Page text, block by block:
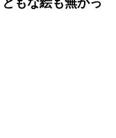
もな絵も無かっ